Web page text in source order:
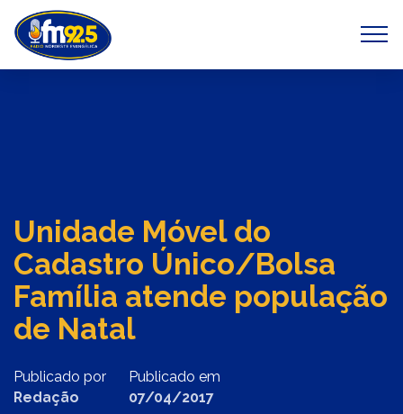
Previous Next
Unidade Móvel do
Cadastro Único/Bolsa
Família atende população
de Natal
Publicado por
Redação
Publicado em
07/04/2017